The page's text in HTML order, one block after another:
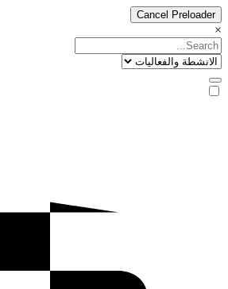
Cancel Preloader
×